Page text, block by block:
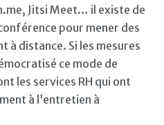
Jitsi Meet… il existe de
pour mener des
à distance. Si les mesures
ce mode de
les services RH qui ont
à l’entretien à